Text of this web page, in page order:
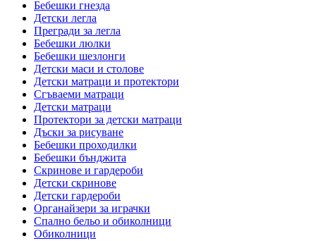
Бебешки гнезда
Детски легла
Прегради за легла
Бебешки люлки
Бебешки шезлонги
Детски маси и столове
Детски матраци и протектори
Сгъваеми матраци
Детски матраци
Протектори за детски матраци
Дъски за рисуване
Бебешки проходилки
Бебешки бънджита
Скринове и гардероби
Детски скринове
Детски гардероби
Органайзери за играчки
Спално бельо и обиколници
Обиколници